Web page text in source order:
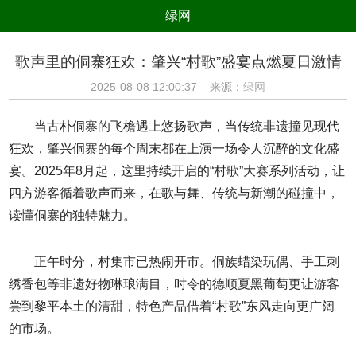
绿网
健康
时尚 家居 新技术 新能源
环境保护 节能减排 绿色产业 污染防治
歌声里的侗寨狂欢：肇兴“村歌”盛宴点燃夏日激情
2025-08-08 12:00:37 来源： 绿网
当古朴侗寨的飞檐遇上悠扬歌声，当传统非遗撞见现代
狂欢，肇兴侗寨的每个周末都在上演一场令人沉醉的文化盛
宴。2025年8月起，这里持续开启的“村歌”大赛系列活动，让
四方游客循着歌声而来，在歌与舞、传统与新潮的碰撞中，
读懂侗寨的独特魅力。
正午时分，村集市已热闹开市。侗族蜡染玩偶、手工刺
绣香包等非遗好物琳琅满目，时令的德顺夏黑葡萄更让游客
尝到黎平本土的清甜，特色产品借着“村歌”东风走向更广阔
的市场。